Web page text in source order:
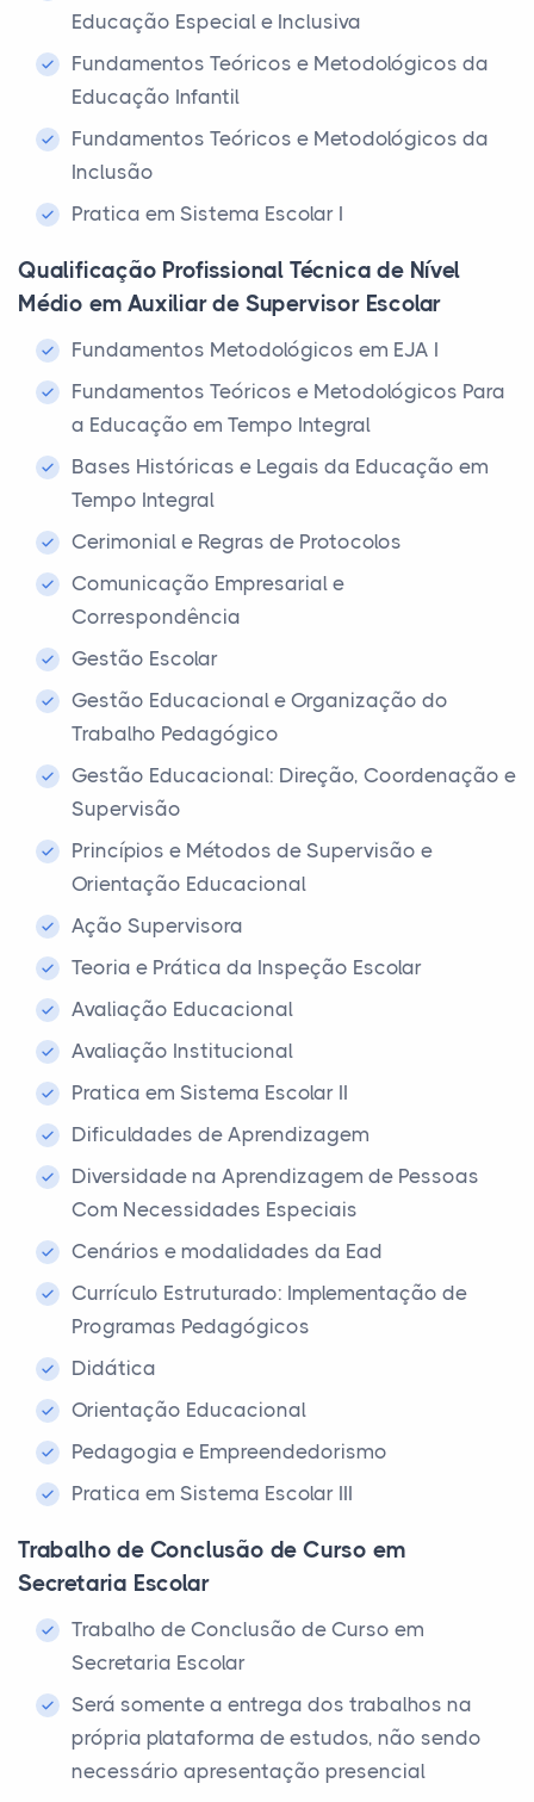
Educação Especial e Inclusiva
Fundamentos Teóricos e Metodológicos da
Educação Infantil
Fundamentos Teóricos e Metodológicos da
Inclusão
Pratica em Sistema Escolar I
Qualificação Profissional Técnica de Nível
Médio em Auxiliar de Supervisor Escolar
Fundamentos Metodológicos em EJA I
Fundamentos Teóricos e Metodológicos Para
a Educação em Tempo Integral
Bases Históricas e Legais da Educação em
Tempo Integral
Cerimonial e Regras de Protocolos
Comunicação Empresarial e
Correspondência
Gestão Escolar
Gestão Educacional e Organização do
Trabalho Pedagógico
Gestão Educacional: Direção, Coordenação e
Supervisão
Princípios e Métodos de Supervisão e
Orientação Educacional
Ação Supervisora
Teoria e Prática da Inspeção Escolar
Avaliação Educacional
Avaliação Institucional
Pratica em Sistema Escolar II
Dificuldades de Aprendizagem
Diversidade na Aprendizagem de Pessoas
Com Necessidades Especiais
Cenários e modalidades da Ead
Currículo Estruturado: Implementação de
Programas Pedagógicos
Didática
Orientação Educacional
Pedagogia e Empreendedorismo
Pratica em Sistema Escolar III
Trabalho de Conclusão de Curso em
Secretaria Escolar
Trabalho de Conclusão de Curso em
Secretaria Escolar
Será somente a entrega dos trabalhos na
própria plataforma de estudos, não sendo
necessário apresentação presencial